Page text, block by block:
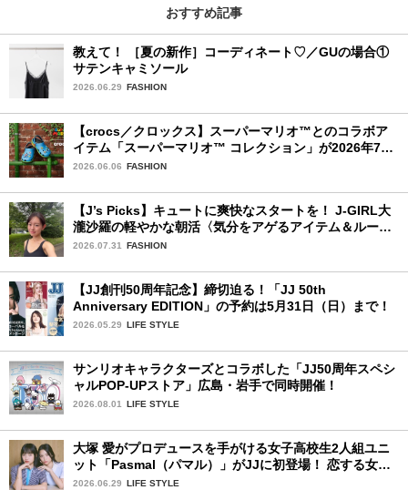
おすすめ記事
教えて！ ［夏の新作］コーディネート♡／GUの場合①
サテンキャミソール
2026.06.29 FASHION
【crocs／クロックス】スーパーマリオ™とのコラボア
イテム「スーパーマリオ™ コレクション」が2026年7月
16日より発売開始！
2026.06.06 FASHION
【J’s Picks】キュートに爽快なスタートを！ J-GIRL大
瀧沙羅の軽やかな朝活〈気分をアゲるアイテム＆ルーテ
ィーン〉
2026.07.31 FASHION
【JJ創刊50周年記念】締切迫る！「JJ 50th
Anniversary EDITION」の予約は5月31日（日）まで！
2026.05.29 LIFE STYLE
サンリオキャラクターズとコラボした「JJ50周年スペシ
ャルPOP-UPストア」広島・岩手で同時開催！
2026.08.01 LIFE STYLE
大塚 愛がプロデュースを手がける女子高校生2人組ユニ
ット「Pasmal（パマル）」がJJに初登場！ 恋する女の
コのキュンキュンする感情を歌った最新曲「BULL」を
2026.06.29 LIFE STYLE